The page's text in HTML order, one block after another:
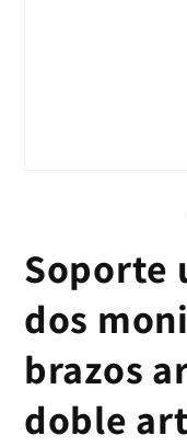
Soporte
dos
brazos
doble